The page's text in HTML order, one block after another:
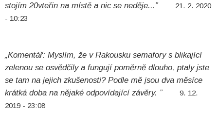
stojím 20vteřin na místě a nic se neděje...”
21. 2. 2020
- 10:23
„Komentář: Myslím, že v Rakousku semafory s blikající
zelenou se osvědčily a fungují poměrně dlouho, ptaly jste
se tam na jejich zkušenosti? Podle mě jsou dva měsíce
krátká doba na nějaké odpovídající závěry. ”
9. 12.
2019 - 23:08